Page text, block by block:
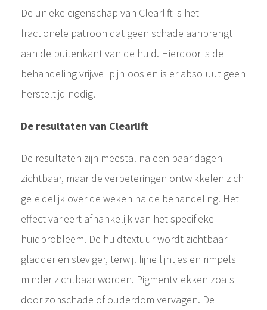
De unieke eigenschap van Clearlift is het
fractionele patroon dat geen schade aanbrengt
aan de buitenkant van de huid. Hierdoor is de
behandeling vrijwel pijnloos en is er absoluut geen
hersteltijd nodig.
De resultaten van Clearlift
De resultaten zijn meestal na een paar dagen
zichtbaar, maar de verbeteringen ontwikkelen zich
geleidelijk over de weken na de behandeling. Het
effect varieert afhankelijk van het specifieke
huidprobleem. De huidtextuur wordt zichtbaar
gladder en steviger, terwijl fijne lijntjes en rimpels
minder zichtbaar worden. Pigmentvlekken zoals
door zonschade of ouderdom vervagen. De